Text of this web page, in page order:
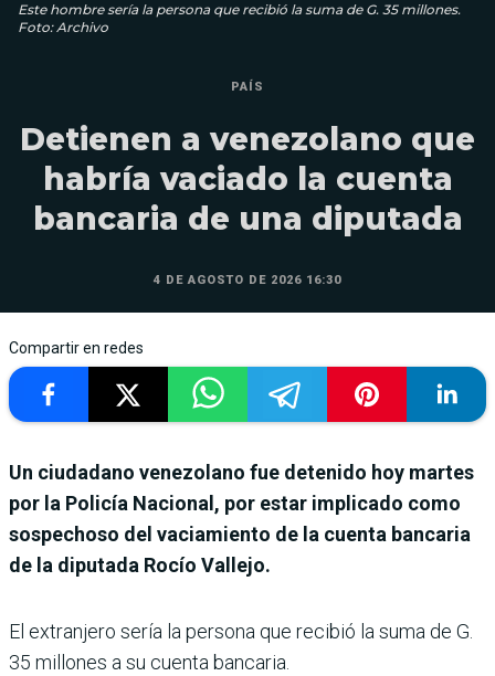
Este hombre sería la persona que recibió la suma de G. 35 millones.
Foto: Archivo
PAÍS
Detienen a venezolano que
habría vaciado la cuenta
bancaria de una diputada
4 DE AGOSTO DE 2026 16:30
Compartir en redes
Un ciudadano venezolano fue detenido hoy martes
por la Policía Nacional, por estar implicado como
sospechoso del vaciamiento de la cuenta bancaria
de la diputada Rocío Vallejo.
El extranjero sería la persona que recibió la suma de G.
35 millones a su cuenta bancaria.